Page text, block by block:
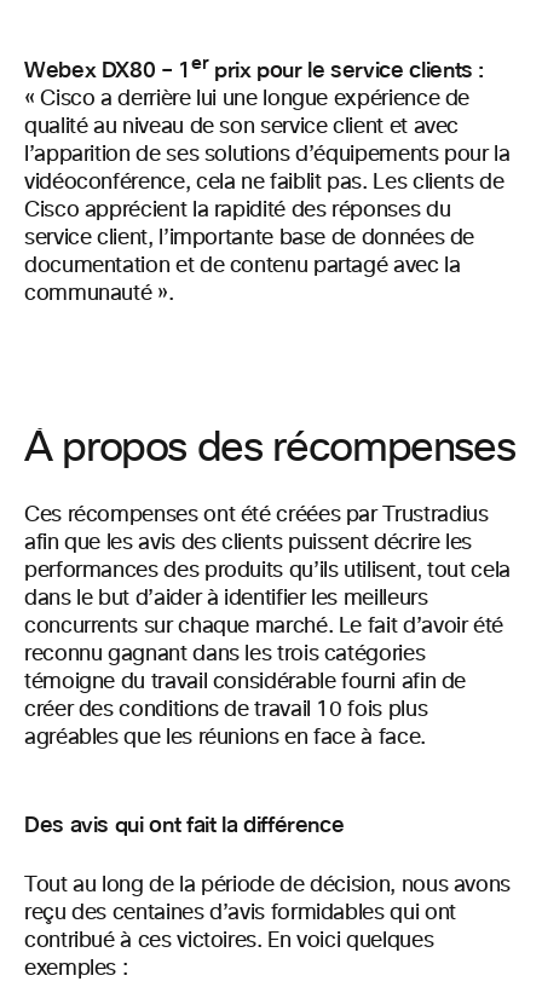
Webex DX80 – 1erprix pour le service clients :
« Cisco a derrière lui une longue expérience de
qualité au niveau de son service client et avec
l’apparition de ses solutions d’équipements pour la
vidéoconférence, cela ne faiblit pas. Les clients de
Cisco apprécient la rapidité des réponses du
service client, l’importante base de données de
documentation et de contenu partagé avec la
communauté ».
À propos des récompenses
Ces récompenses ont été créées par Trustradius
afin que les avis des clients puissent décrire les
performances des produits qu’ils utilisent, tout cela
dans le but d’aider à identifier les meilleurs
concurrents sur chaque marché. Le fait d’avoir été
reconnu gagnant dans les trois catégories
témoigne du travail considérable fourni afin de
créer des conditions de travail 10 fois plus
agréables que les réunions en face à face.
Des avis qui ont fait la différence
Tout au long de la période de décision, nous avons
reçu des centaines d’avis formidables qui ont
contribué à ces victoires. En voici quelques
exemples :